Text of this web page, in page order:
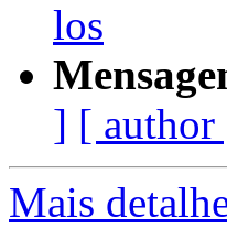
los
] [ author
Mais